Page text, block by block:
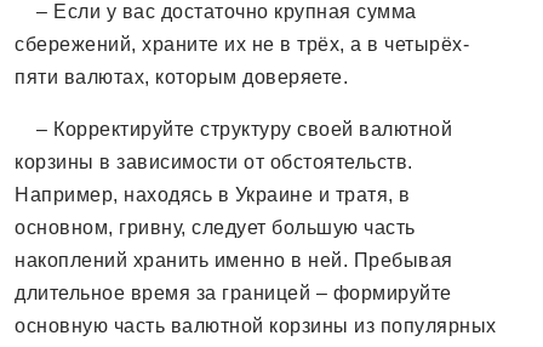
– Если у вас достаточно крупная сумма
сбережений, храните их не в трёх, а в четырёх-
пяти валютах, которым доверяете.
– Корректируйте структуру своей валютной
корзины в зависимости от обстоятельств.
Например, находясь в Украине и тратя, в
основном, гривну, следует большую часть
накоплений хранить именно в ней. Пребывая
длительное время за границей – формируйте
основную часть валютной корзины из популярных